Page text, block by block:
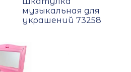
музыкальная для
украшений 73258